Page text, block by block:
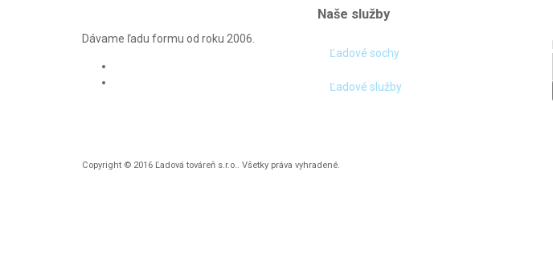
Dávame ľadu formu od roku 2006.
Naše služby
Ľadové sochy
Ľadové služby
Copyright © 2016 Ľadová továreň s.r.o.. Všetky práva vyhradené.